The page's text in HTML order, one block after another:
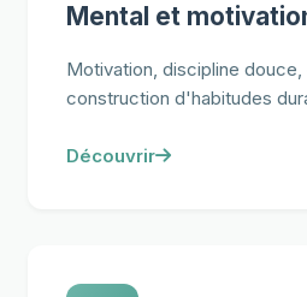
Mental et
Motivation, discipline
construction d'habitudes
Découvrir